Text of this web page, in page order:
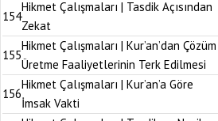
154
Hikmet Çalışmaları | Tasdik Açısından
Zekat
155
Hikmet Çalışmaları | Kur’an’dan Çözüm
Üretme Faaliyetlerinin Terk Edilmesi
156
Hikmet Çalışmaları | Kur’an’a Göre
İmsak Vakti